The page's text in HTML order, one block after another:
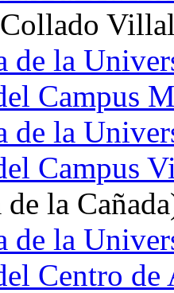
de la
Campus
de la
Campus
la
de la
Centro